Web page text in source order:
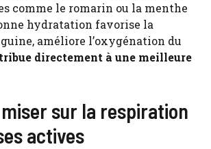
comme le romarin ou la menthe
hydratation favorise la
améliore l’oxygénation du
directement à une meilleure
sur la respiration
actives